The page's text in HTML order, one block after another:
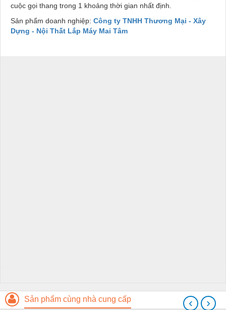
cuộc gọi thang trong 1 khoảng thời gian nhất định.
Sản phẩm doanh nghiệp: Công ty TNHH Thương Mại - Xây
Dựng - Nội Thất Lắp Máy Mai Tâm
Sản phẩm cùng nhà cung cấp ‹ ›